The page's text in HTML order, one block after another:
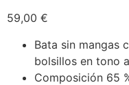
59,00 €
Bata sin mangas
bolsillos en tono
Composición 65